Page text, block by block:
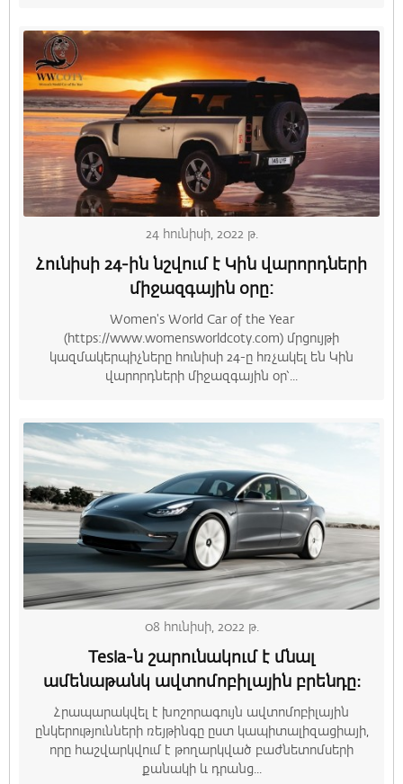
24 հունիսի, 2022 թ.
Հունիսի 24-ին նշվում է Կին վարորդների
միջազգային օրը:
Women's World Car of the Year
(https://www.womensworldcoty.com) մրցույթի
կազմակերպիչները հունիսի 24-ը հռչակել են Կին
վարորդների միջազգային օր՝...
08 հունիսի, 2022 թ.
Tesla-ն շարունակում է մնալ
ամենաթանկ ավտոմոբիլային բրենդը։
Հրապարակվել է խոշորագույն ավտոմոբիլային
ընկերությունների ռեյթինգը ըստ կապիտալիզացիայի,
որը հաշվարկվում է թողարկված բաժնետոմսերի
քանակի և դրանց...